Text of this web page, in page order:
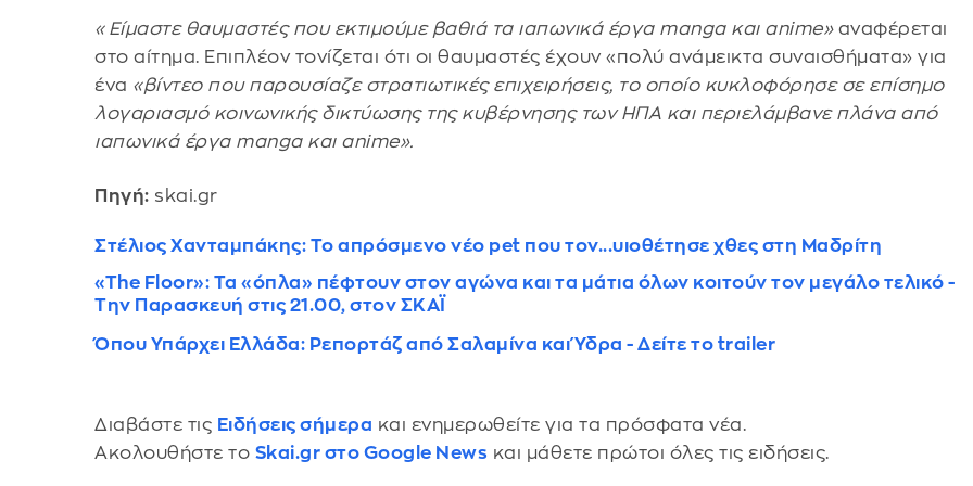
«Είμαστε θαυμαστές που εκτιμούμε βαθιά τα ιαπωνικά έργα manga και anime»αναφέρεται
στο αίτημα. Επιπλέον τονίζεται ότι οι θαυμαστές έχουν «πολύ ανάμεικτα συναισθήματα» για
ένα «βίντεο που παρουσίαζε στρατιωτικές επιχειρήσεις, το οποίο κυκλοφόρησε σε επίσημο
λογαριασμό κοινωνικής δικτύωσης της κυβέρνησης των ΗΠΑ και περιελάμβανε πλάνα από
ιαπωνικά έργα manga και anime».
Πηγή: skai.gr
Στέλιος Χανταμπάκης: Το απρόσμενο νέο pet που τον...υιοθέτησε χθες στη Μαδρίτη
«The Floor»: Τα «όπλα» πέφτουν στον αγώνα και τα μάτια όλων κοιτούν τον μεγάλο τελικό -
Την Παρασκευή στις 21.00, στον ΣΚΑΪ
Όπου Υπάρχει Ελλάδα: Ρεπορτάζ από Σαλαμίνα και Ύδρα - Δείτε το trailer
Διαβάστε τις Ειδήσεις σήμερα και ενημερωθείτε για τα πρόσφατα νέα.
Ακολουθήστε το Skai.gr στο Google News και μάθετε πρώτοι όλες τις ειδήσεις.